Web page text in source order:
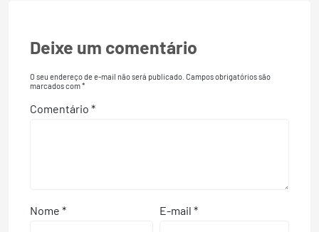
Deixe um comentário
O seu endereço de e-mail não será publicado. Campos obrigatórios são
marcados com*
Comentário *
Nome * E-mail *